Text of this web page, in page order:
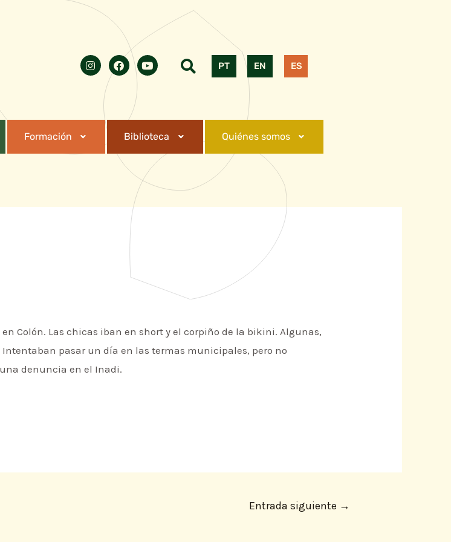
PT EN ES
Formación Biblioteca Quiénes somos
Colón. Las chicas iban en short y el corpiño de la bikini. Algunas,
pasar un día en las termas municipales, pero no
denuncia en el Inadi.
Entrada siguiente →